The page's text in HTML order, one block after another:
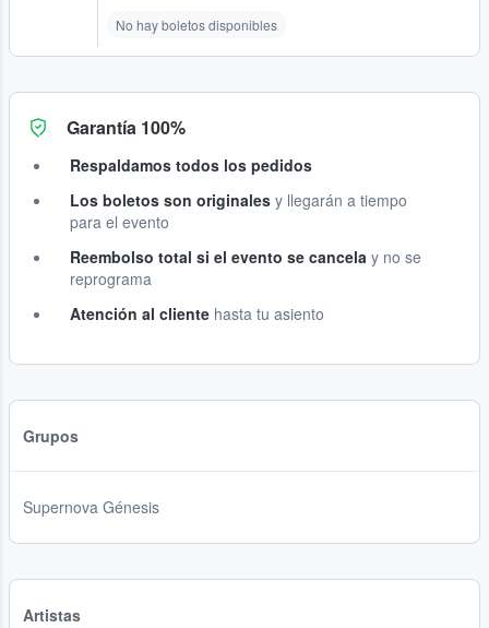
No hay boletos disponibles
Garantía 100%
Respaldamos todos los pedidos
Los boletos son originales y llegarán a tiempo
para el evento
Reembolso total si el evento se cancela y no se
reprograma
Atención al cliente hasta tu asiento
Grupos
Supernova Génesis
Artistas